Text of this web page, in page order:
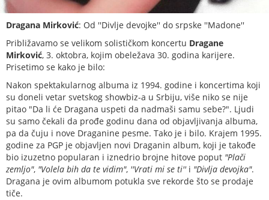
Dragana Mirković: Od ''Divlje devojke'' do srpske ''Madone''
Približavamo se velikom solističkom koncertu Dragane
Mirković, 3. oktobra, kojim obeležava 30. godina karijere.
Prisetimo se kako je bilo:
Nakon spektakularnog albuma iz 1994. godine i koncertima koji
su doneli vetar svetskog showbiz-a u Srbiju, više niko se nije
pitao "Da li će Dragana uspeti da nadmaši samu sebe?". Ljudi
su samo čekali da prođe godinu dana od objavljivanja albuma,
pa da čuju i nove Draganine pesme. Tako je i bilo. Krajem 1995.
godine za PGP je objavljen novi Draganin album, koji je takođe
bio izuzetno popularan i iznedrio brojne hitove poput "Plači
zemljo", "Volela bih da te vidim", ''Vrati mi se ti''i "Divlja devojka".
Dragana je ovim albumom potukla sve rekorde što se prodaje
tiče.